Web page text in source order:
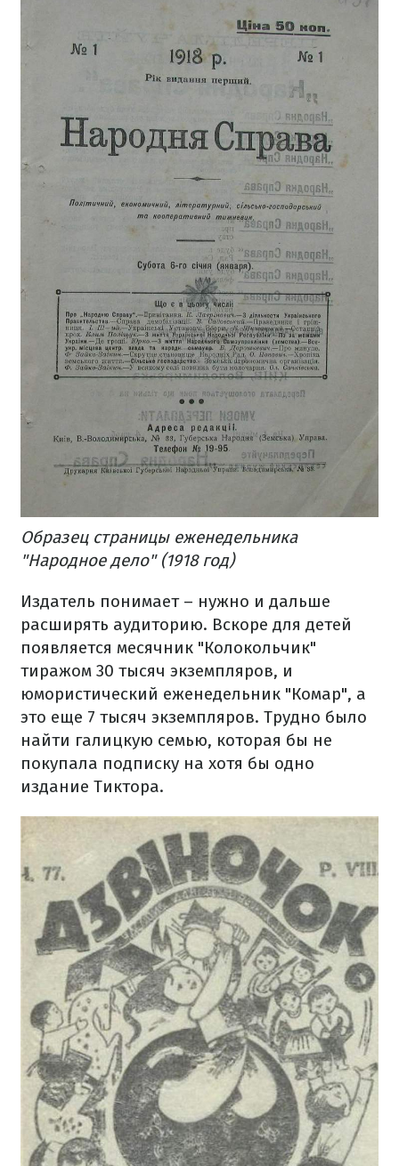
Образец страницы еженедельника
"Народное дело" (1918 год)
Издатель понимает – нужно и дальше
расширять аудиторию. Вскоре для детей
появляется месячник "Колокольчик"
тиражом 30 тысяч экземпляров, и
юмористический еженедельник "Комар", а
это еще 7 тысяч экземпляров. Трудно было
найти галицкую семью, которая бы не
покупала подписку на хотя бы одно
издание Тиктора.